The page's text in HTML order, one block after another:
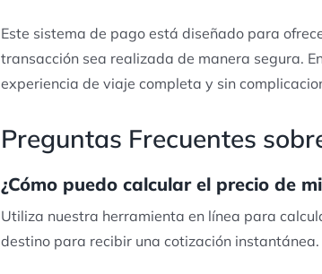
Este sistema de pago está diseñado para
transacción sea realizada de manera segura.
experiencia de viaje completa y sin
Preguntas Frecuentes
¿Cómo puedo calcular el precio de
Utiliza nuestra herramienta en línea para
destino para recibir una cotización instantánea.